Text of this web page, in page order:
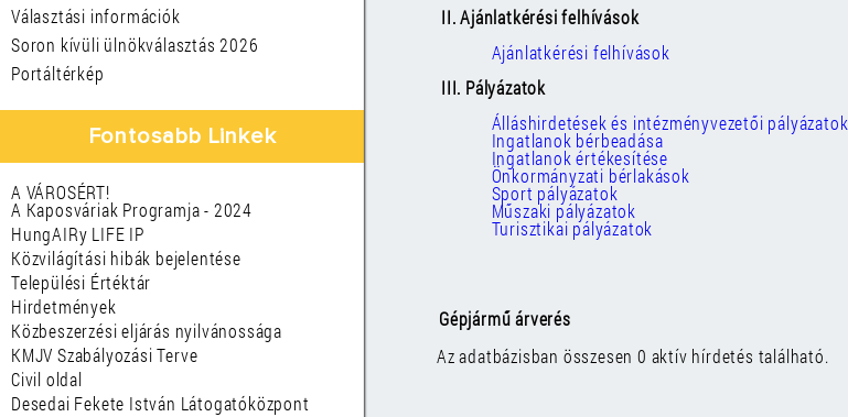
Választási információk
Soron kívüli ülnökválasztás 2026
Portáltérkép
Fontosabb Linkek
A VÁROSÉRT!
A Kaposváriak Programja - 2024
HungAIRy LIFE IP
Közvilágítási hibák bejelentése
Települési Értéktár
Hirdetmények
Közbeszerzési eljárás nyilvánossága
KMJV Szabályozási Terve
Civil oldal
Desedai Fekete István Látogatóközpont
II. Ajánlatkérési felhívások
Ajánlatkérési felhívások
III. Pályázatok
Álláshirdetések és intézményvezetői pályázatok
Ingatlanok bérbeadása
Ingatlanok értékesítése
Önkormányzati bérlakások
Sport pályázatok
Műszaki pályázatok
Turisztikai pályázatok
Gépjármű árverés
Az adatbázisban összesen 0 aktív hírdetés található.